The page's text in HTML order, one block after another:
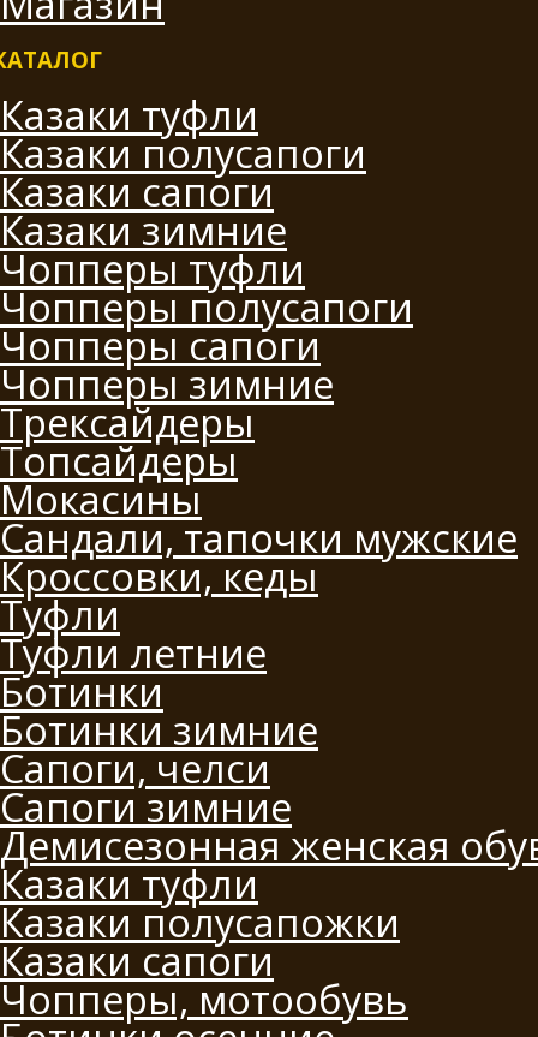
Казаки туфли
Казаки полусапоги
Казаки сапоги
Казаки зимние
Чопперы туфли
Чопперы полусапоги
Чопперы сапоги
Чопперы зимние
Трексайдеры
Топсайдеры
Мокасины
Сандали, тапочки мужские
Кроссовки, кеды
Туфли
Туфли летние
Ботинки
Ботинки зимние
Сапоги, челси
Сапоги зимние
Демисезонная женская
Казаки туфли
Казаки полусапожки
Казаки сапоги
Чопперы, мотообувь